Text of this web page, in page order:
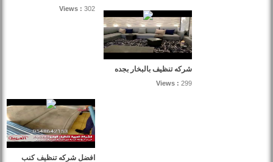
Views : 302
شركه تنظيف بالبخار بجده
Views : 299
افضل شركه تنظيف كنب